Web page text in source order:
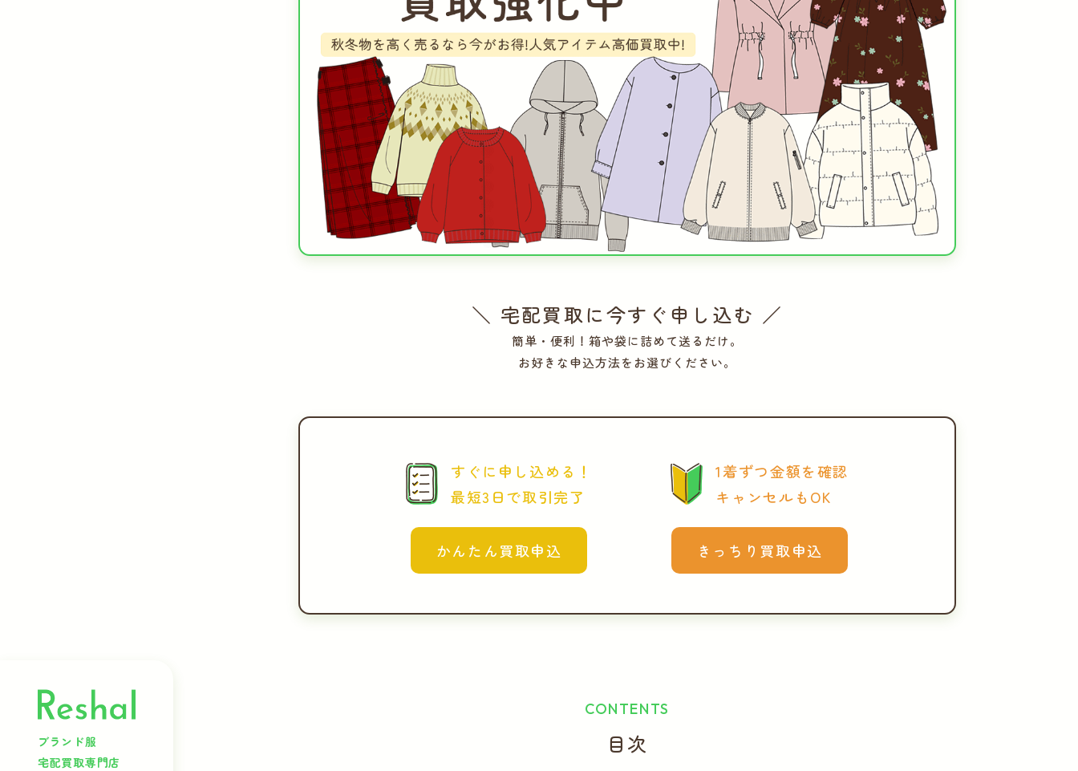
ブランド服
宅配買取専門店
＼ 宅配買取に今すぐ申し込む ／
簡単・便利！箱や袋に詰めて送るだけ。
お好きな申込方法をお選びください。
すぐに申し込める！
最短3日で取引完了
かんたん買取申込
1着ずつ金額を確認
キャンセルもOK
きっちり買取申込
CONTENTS
目次